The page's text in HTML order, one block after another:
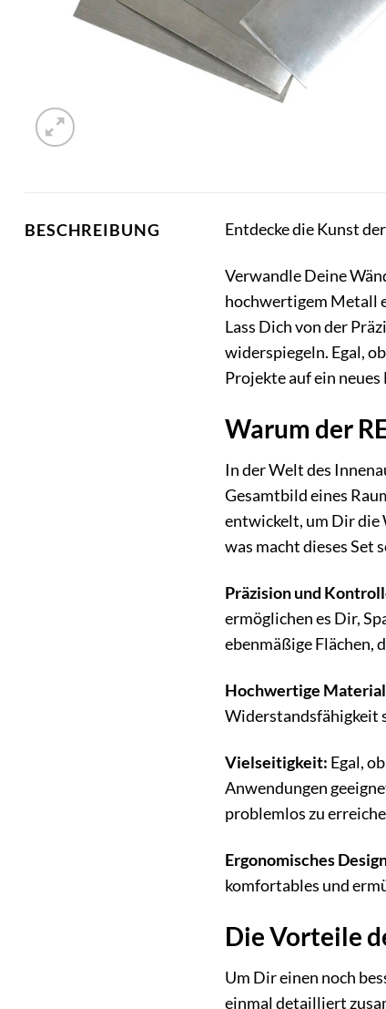
BESCHREIBUNG Entdecke die Kunst
Verwandle Deine
hochwertigem Metall
Lass Dich von der
widerspiegeln. Egal,
Projekte auf ein neues
Warum der
In der Welt des
Gesamtbild eines
entwickelt, um Dir die
was macht dieses Set
Präzision und
ermöglichen es Dir,
ebenmäßige Flächen,
Hochwertige
Widerstandsfähigkeit
Vielseitigkeit: Egal,
Anwendungen
problemlos zu
Ergonomisches
komfortables und
Die Vorteile
Um Dir einen noch
einmal detailliert